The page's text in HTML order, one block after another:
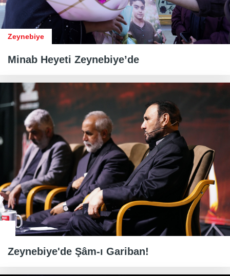
Zeynebiye
Minab Heyeti Zeynebiye’de
Zeynebiye'de Şâm-ı Gariban!